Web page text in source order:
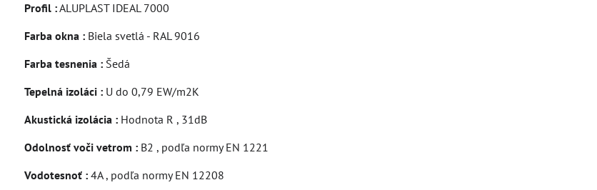
Profil :ALUPLAST IDEAL 7000
Farba okna :Biela svetlá - RAL 9016
Farba tesnenia :Šedá
Tepelná izoláci :U do 0,79 EW/m2K
Akustická izolácia :Hodnota R , 31dB
Odolnosť voči vetrom :B2 , podľa normy EN 1221
Vodotesnoť :4A , podľa normy EN 12208